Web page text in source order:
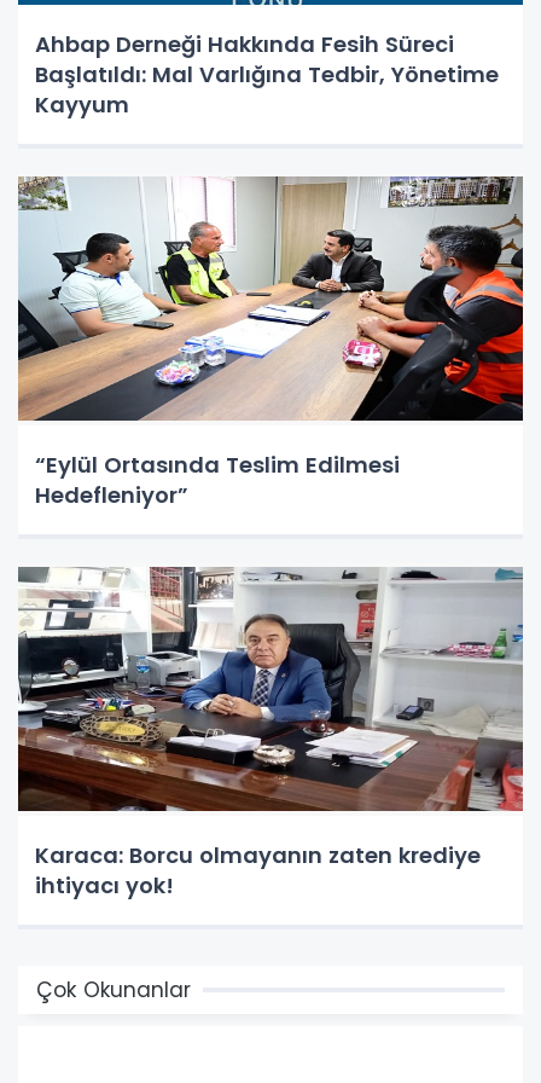
Ahbap Derneği Hakkında Fesih Süreci
Başlatıldı: Mal Varlığına Tedbir, Yönetime
Kayyum
“Eylül Ortasında Teslim Edilmesi
Hedefleniyor”
Karaca: Borcu olmayanın zaten krediye
ihtiyacı yok!
Çok Okunanlar